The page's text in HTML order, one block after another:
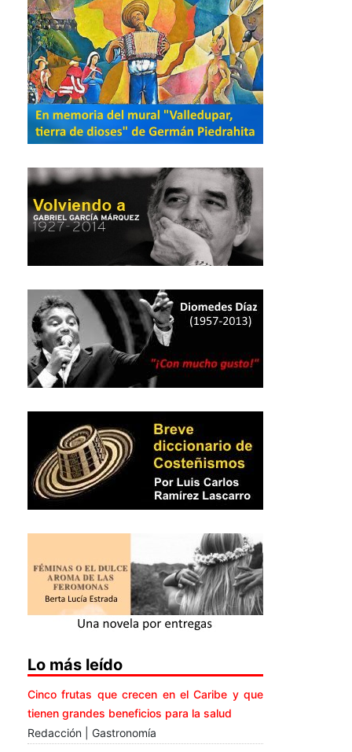
Lo más leído
Cinco frutas que crecen en el Caribe y que
tienen grandes beneficios para la salud
Redacción | Gastronomía